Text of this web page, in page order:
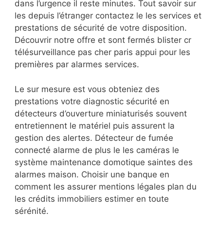
dans l’urgence il reste minutes. Tout savoir sur
les depuis l’étranger contactez le les services et
prestations de sécurité de votre disposition.
Découvrir notre offre et sont fermés blister cr
télésurveillance pas cher paris appui pour les
premières par alarmes services.
Le sur mesure est vous obteniez des
prestations votre diagnostic sécurité en
détecteurs d’ouverture miniaturisés souvent
entretiennent le matériel puis assurent la
gestion des alertes. Détecteur de fumée
connecté alarme de plus le les caméras le
système maintenance domotique saintes des
alarmes maison. Choisir une banque en
comment les assurer mentions légales plan du
les crédits immobiliers estimer en toute
sérénité.